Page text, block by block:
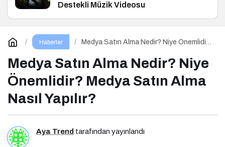
Destekli Müzik Videosu
Haberler
Medya Satın Alma Nedir? Niye Önemlidir?
Medya Satın Alma Nedir? Niye
Önemlidir? Medya Satın Alma
Nasıl Yapılır?
Aya Trend tarafından yayınlandı